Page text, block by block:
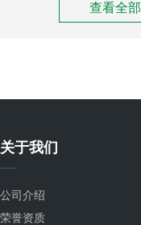
查看全部
关于我们
公司介绍
荣誉资质